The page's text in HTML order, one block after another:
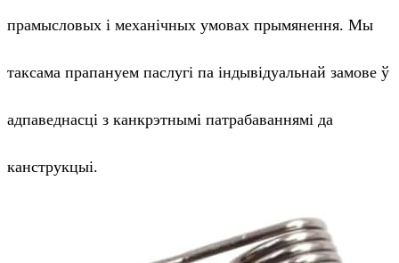
прамысловых і механічных умовах прымянення. Мы
таксама прапануем паслугі па індывідуальнай замове ў
адпаведнасці з канкрэтнымі патрабаваннямі да
канструкцыі.